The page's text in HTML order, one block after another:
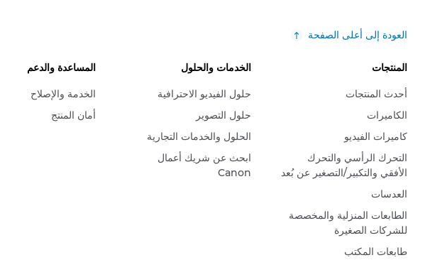
العودة إلى أعلى الصفحة
المنتجات
أحدث المنتجات
الكاميرات
كاميرات الفيديو
التحرك الرأسي والتحرك
الأفقي والتكبير/التصغير عن بُعد
العدسات
الطابعات المنزلية والمخصصة
للشركات الصغيرة
طابعات المكتب
الخدمات والحلول
حلول الفيديو الاحترافية
حلول التصوير
الحلول والخدمات التجارية
ابحث عن شريك أعمال
Canon
المساعدة والدعم
الخدمة والإصلاح
أمان المنتج